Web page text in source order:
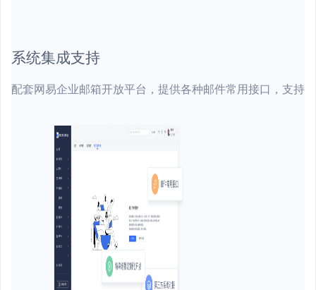
系统集成支持
配套网易企业邮箱开放平台，提供各种邮件常用接口，支持